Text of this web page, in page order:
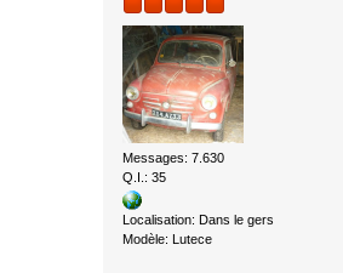
Messages: 7.630
Q.I.: 35
Localisation: Dans le gers
Modèle: Lutece